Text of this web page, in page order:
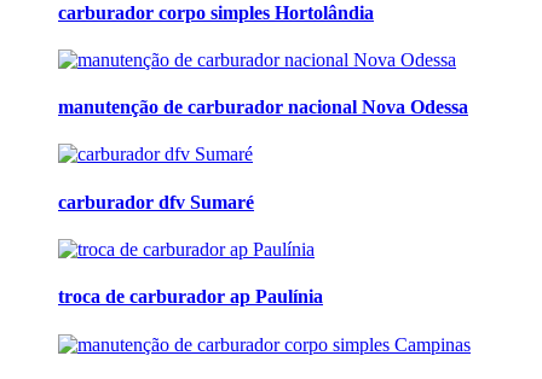
carburador corpo simples Hortolândia
manutenção de carburador nacional Nova Odessa
carburador dfv Sumaré
troca de carburador ap Paulínia